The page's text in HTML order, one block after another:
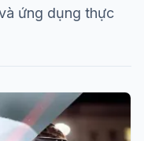
ứng dụng thực